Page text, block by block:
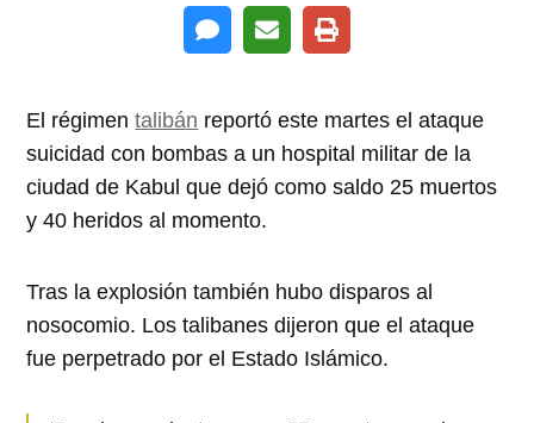
El régimentalibán reportó este martes el ataque
suicidad con bombas a un hospital militar de la
ciudad de Kabul que dejó como saldo 25 muertos
y 40 heridos al momento.
Tras la explosión también hubo disparos al
nosocomio. Los talibanes dijeron que el ataque
fue perpetrado por el Estado Islámico.